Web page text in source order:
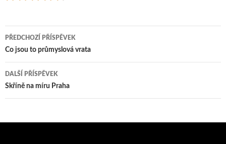
Navigace
pro
příspěvky
PŘEDCHOZÍ PŘÍSPĚVEK
Co jsou to průmyslová vrata
DALŠÍ PŘÍSPĚVEK
Skříně na míru Praha